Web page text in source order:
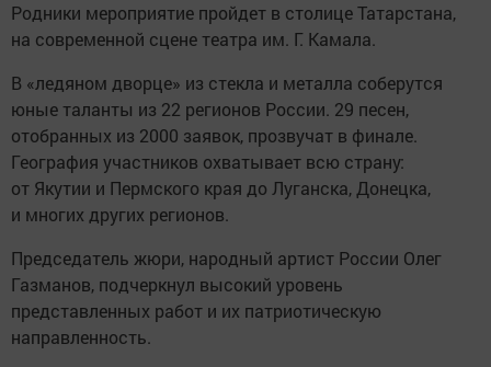
Родники мероприятие пройдет в столице Татарстана,
на современной сцене театра им. Г. Камала.
В «ледяном дворце» из стекла и металла соберутся
юные таланты из 22 регионов России. 29 песен,
отобранных из 2000 заявок, прозвучат в финале.
География участников охватывает всю страну:
от Якутии и Пермского края до Луганска, Донецка,
и многих других регионов.
Председатель жюри, народный артист России Олег
Газманов, подчеркнул высокий уровень
представленных работ и их патриотическую
направленность.